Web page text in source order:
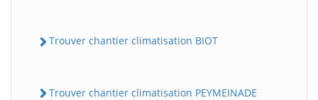
Trouver chantier climatisation BIOT
Trouver chantier climatisation PEYMEINADE